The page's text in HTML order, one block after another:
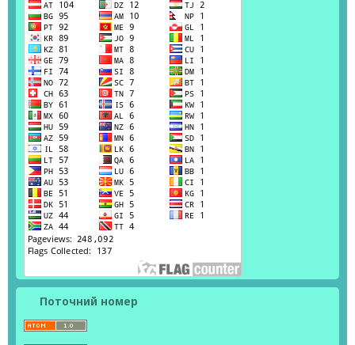
Поточний номер